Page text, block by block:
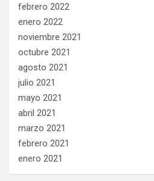
febrero 2022
enero 2022
noviembre 2021
octubre 2021
agosto 2021
julio 2021
mayo 2021
abril 2021
marzo 2021
febrero 2021
enero 2021